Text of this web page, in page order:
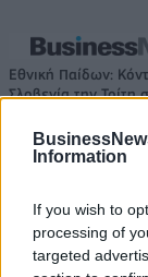
Information
If you wish to
processing of
targeted
Εθνική Παίδων:
Σλοβενία την Τρίτη
Όμιλος ΔΕΗ: Νέα